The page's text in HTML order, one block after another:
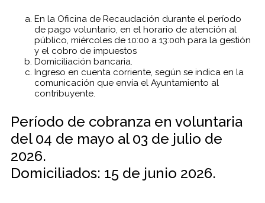
En la Oficina de Recaudación durante el período
de pago voluntario, en el horario de atención al
público, miércoles de 10:00 a 13:00h para la gestión
y el cobro de impuestos
Domiciliación bancaria.
Ingreso en cuenta corriente, según se indica en la
comunicación que envía el Ayuntamiento al
contribuyente.
Período de cobranza en voluntaria
del 04 de mayo al 03 de julio de
2026.
Domiciliados: 15 de junio 2026.